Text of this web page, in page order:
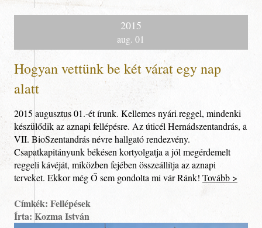
2015
aug. 01
Hogyan vettünk be két várat egy nap
alatt
2015 augusztus 01.-ét írunk. Kellemes nyári reggel, mindenki
készülődik az aznapi fellépésre. Az úticél Hernádszentandrás, a
VII. BioSzentandrás névre hallgató rendezvény.
Csapatkapitányunk békésen kortyolgatja a jól megérdemelt
reggeli kávéját, miközben fejében összeállítja az aznapi
terveket. Ekkor még Ő sem gondolta mi vár Ránk! Tovább >
Címkék: Fellépések
Írta: Kozma István